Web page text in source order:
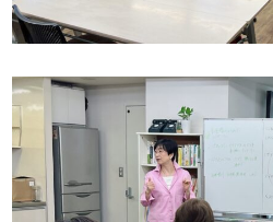
薬膳を知る
薬膳コラム(miyaka)
ブログ
オンラインショップ